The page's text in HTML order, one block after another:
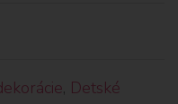
, Detské